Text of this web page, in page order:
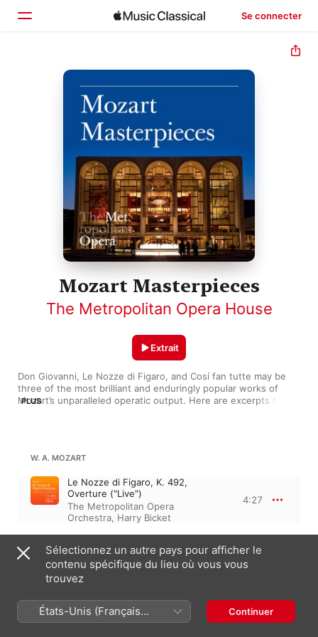
Se connecter
Accueil
Parcourir
Rechercher
Mozart Masterpieces
The Metropolitan Opera House
Don Giovanni, Le Nozze di Figaro, and Cosí fan tutte may be
three of the most brilliant and enduringly popular works of
Mozart’s unparalleled operatic output. Here are excerpts from
PLUS
Extrait
W. A. MOZART
Le Nozze di Figaro, K. 492,
Overture ("Live")
The Metropolitan Opera
Orchestra, Harry Bicket
4:27
WOLFGANG AMADEUS MOZART
Le Nozze di Figaro, K. 492, KV 492 · “Les Noces de Figaro” 13:11
Non so più cosa son, cosa faccio
The Metropolitan Opera
Orchestra,James Levine,
Frederica von Stade
3:34
Sélectionnez un autre pays pour afficher le
contenu spécifique du lieu où vous vous
trouvez
États-Unis (Français
France)
Continuer